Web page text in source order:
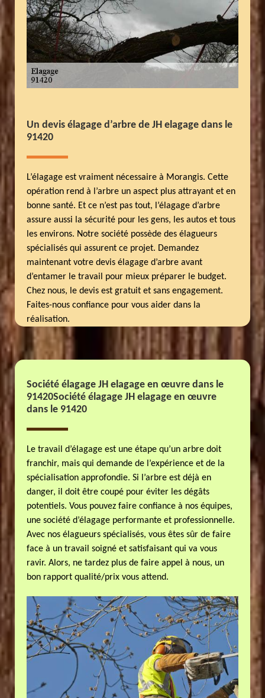
Un devis élagage d’arbre de JH elagage dans le
91420
L’élagage est vraiment nécessaire à Morangis. Cette
opération rend à l’arbre un aspect plus attrayant et en
bonne santé. Et ce n’est pas tout, l’élagage d’arbre
assure aussi la sécurité pour les gens, les autos et tous
les environs. Notre société possède des élagueurs
spécialisés qui assurent ce projet. Demandez
maintenant votre devis élagage d’arbre avant
d’entamer le travail pour mieux préparer le budget.
Chez nous, le devis est gratuit et sans engagement.
Faites-nous confiance pour vous aider dans la
réalisation.
Société élagage JH elagage en œuvre dans le
91420Société élagage JH elagage en œuvre
dans le 91420
Le travail d’élagage est une étape qu’un arbre doit
franchir, mais qui demande de l’expérience et de la
spécialisation approfondie. Si l’arbre est déjà en
danger, il doit être coupé pour éviter les dégâts
potentiels. Vous pouvez faire confiance à nos équipes,
une société d’élagage performante et professionnelle.
Avec nos élagueurs spécialisés, vous êtes sûr de faire
face à un travail soigné et satisfaisant qui va vous
ravir. Alors, ne tardez plus de faire appel à nous, un
bon rapport qualité/prix vous attend.